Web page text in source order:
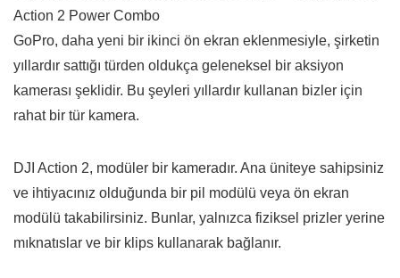
Action 2 Power Combo
GoPro, daha yeni bir ikinci ön ekran eklenmesiyle, şirketin
yıllardır sattığı türden oldukça geleneksel bir aksiyon
kamerası şeklidir. Bu şeyleri yıllardır kullanan bizler için
rahat bir tür kamera.
DJI Action 2, modüler bir kameradır. Ana üniteye sahipsiniz
ve ihtiyacınız olduğunda bir pil modülü veya ön ekran
modülü takabilirsiniz. Bunlar, yalnızca fiziksel prizler yerine
mıknatıslar ve bir klips kullanarak bağlanır.